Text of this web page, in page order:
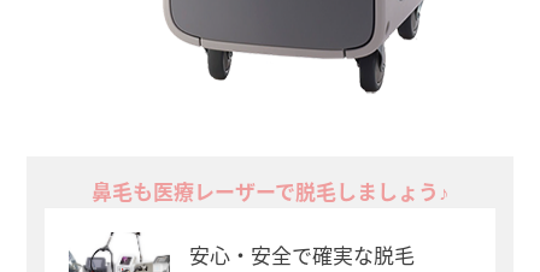
鼻毛も医療レーザーで脱毛しましょう♪
安心・安全で確実な脱毛